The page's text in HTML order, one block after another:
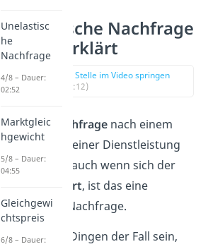
Unelastische Nachfrage
einfach erklärt
zur Stelle im Video springen
(00:12)
Wenn dieNachfragenach einem
Produkt oder einer Dienstleistung
gleichbleibt
, auch wenn sich der
Preis verändert, ist das eine
unelastische Nachfrage.
Das kann bei Dingen der Fall sein,
Unelastisc
he
Nachfrage
4/8 – Dauer:
02:52
Marktgleic
hgewicht
5/8 – Dauer:
04:55
Gleichgewi
chtspreis
6/8 – Dauer: